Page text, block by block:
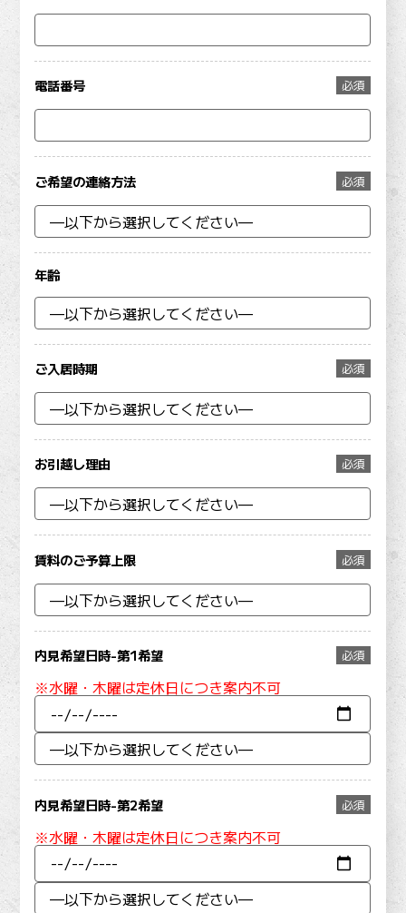
電話番号 必須
ご希望の連絡方法 必須
年齢
ご入居時期 必須
お引越し理由 必須
賃料のご予算上限 必須
内見希望日時-第1希望 必須
※水曜・木曜は定休日につき案内不可
内見希望日時-第2希望 必須
※水曜・木曜は定休日につき案内不可